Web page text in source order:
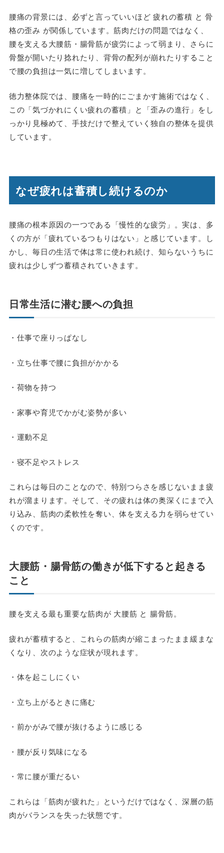
腰痛の背景には、必ずと言っていいほど 疲れの蓄積 と 骨
格の歪み が関係しています。筋肉だけの問題ではなく、
腰を支える大腰筋・腸骨筋が疲労によって弱まり、さらに
骨盤が開いたり捻れたり、背骨の配列が崩れたりすること
で腰の負担は一気に増してしまいます。
徳力整体院では、腰痛を一時的にごまかす施術ではなく、
この「気づかれにくい疲れの蓄積」と「歪みの進行」をし
っかり見極めて、手技だけで整えていく独自の整体を提供
しています。
なぜ疲れは蓄積し続けるのか
腰痛の根本原因の一つである「慢性的な疲労」。実は、多
くの方が「疲れているつもりはない」と感じています。し
かし、毎日の生活で体は常に使われ続け、知らないうちに
疲れは少しずつ蓄積されていきます。
日常生活に潜む腰への負担
・仕事で座りっぱなし
・立ち仕事で腰に負担がかかる
・荷物を持つ
・家事や育児でかがむ姿勢が多い
・運動不足
・寝不足やストレス
これらは毎日のことなので、特別つらさを感じないまま疲
れが溜まります。そして、その疲れは体の奥深くにまで入
り込み、筋肉の柔軟性を奪い、体を支える力を弱らせてい
くのです。
大腰筋・腸骨筋の働きが低下すると起きる
こと
腰を支える最も重要な筋肉が 大腰筋 と 腸骨筋。
疲れが蓄積すると、これらの筋肉が縮こまったまま緩まな
くなり、次のような症状が現れます。
・体を起こしにくい
・立ち上がるときに痛む
・前かがみで腰が抜けるように感じる
・腰が反り気味になる
・常に腰が重だるい
これらは「筋肉が疲れた」というだけではなく、深層の筋
肉がバランスを失った状態です。